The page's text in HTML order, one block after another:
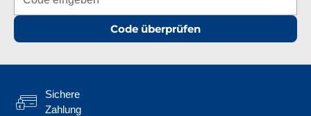
Code überprüfen
Sichere
Zahlung